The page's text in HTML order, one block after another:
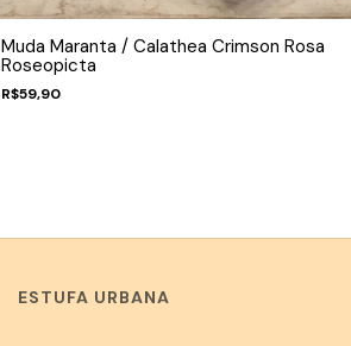
Muda Maranta / Calathea Crimson Rosa
Roseopicta
R$59,90
ESTUFA URBANA